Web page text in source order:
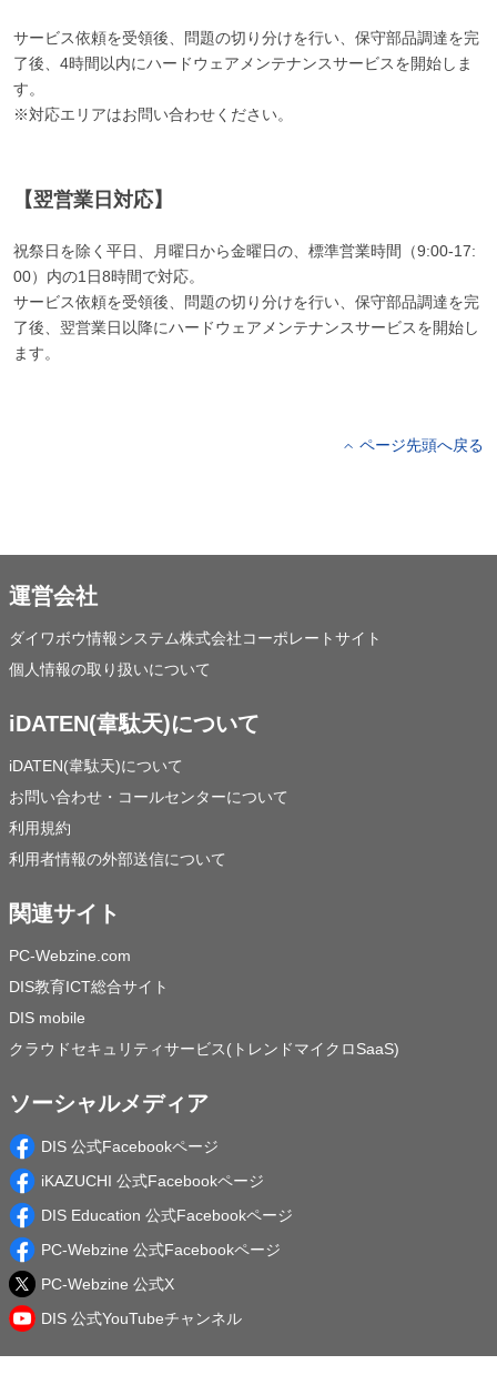
サービス依頼を受領後、問題の切り分けを行い、保守部品調達を完
了後、4時間以内にハードウェアメンテナンスサービスを開始しま
す。
※対応エリアはお問い合わせください。
【翌営業日対応】
祝祭日を除く平日、月曜日から金曜日の、標準営業時間（9:00-17:
00）内の1日8時間で対応。
サービス依頼を受領後、問題の切り分けを行い、保守部品調達を完
了後、翌営業日以降にハードウェアメンテナンスサービスを開始し
ます。
ページ先頭へ戻る
運営会社
ダイワボウ情報システム株式会社コーポレートサイト
個人情報の取り扱いについて
iDATEN(韋駄天)について
iDATEN(韋駄天)について
お問い合わせ・コールセンターについて
利用規約
利用者情報の外部送信について
関連サイト
PC-Webzine.com
DIS教育ICT総合サイト
DIS mobile
クラウドセキュリティサービス(トレンドマイクロSaaS)
ソーシャルメディア
DIS 公式Facebookページ
iKAZUCHI 公式Facebookページ
DIS Education 公式Facebookページ
PC-Webzine 公式Facebookページ
PC-Webzine 公式X
DIS 公式YouTubeチャンネル